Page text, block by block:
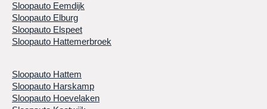
Sloopauto Eemdijk
Sloopauto Elburg
Sloopauto Elspeet
Sloopauto Hattemerbroek
Sloopauto Hattem
Sloopauto Harskamp
Sloopauto Hoevelaken